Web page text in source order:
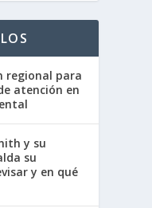
regional para
atención en
y su
su
y en qué